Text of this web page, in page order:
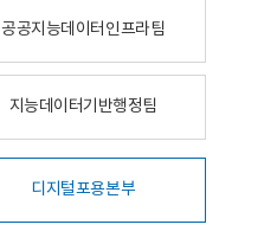
공공지능데이터인프라팀
지능데이터기반행정팀
디지털포용본부